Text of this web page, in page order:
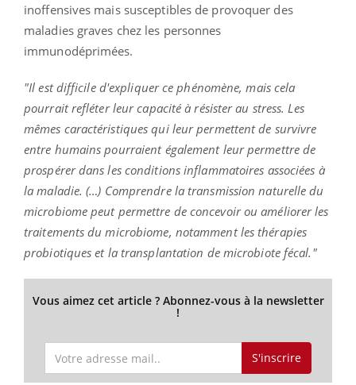
inoffensives mais susceptibles de provoquer des
maladies graves chez les personnes
immunodéprimées.
"Il est difficile d'expliquer ce phénomène, mais cela
pourrait refléter leur capacité à résister au stress. Les
mêmes caractéristiques qui leur permettent de survivre
entre humains pourraient également leur permettre de
prospérer dans les conditions inflammatoires associées à
la maladie. (…) Comprendre la transmission naturelle du
microbiome peut permettre de concevoir ou améliorer les
traitements du microbiome, notamment les thérapies
probiotiques et la transplantation de microbiote fécal."
Vous aimez cet article ? Abonnez-vous à la newsletter
!
S'inscrire